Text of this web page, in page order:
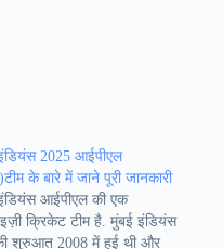
2025 आईपीएल
के बारे में जाने पूरी जानकारी
आईपीएल की एक
क्रिकेट टीम है. मुंबई इंडियंस
शुरुआत 2008 में हुई थी और